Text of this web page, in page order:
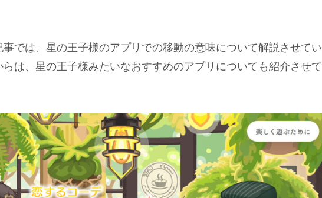
事では、星の王子様のアプリでの移動の意味について解説させてい
は、星の王子様みたいなおすすめのアプリについても紹介させて